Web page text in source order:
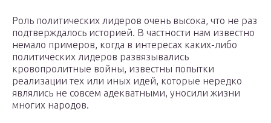
Роль политических лидеров очень высока, что не раз
подтверждалось историей. В частности нам известно
немало примеров, когда в интересах каких-либо
политических лидеров развязывались
кровопролитные войны, известны попытки
реализации тех или иных идей, которые нередко
являлись не совсем адекватными, уносили жизни
многих народов.